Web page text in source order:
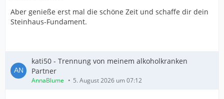
Aber genieße erst mal die schöne Zeit und schaffe dir dein
Steinhaus-Fundament.
kati50 - Trennung von meinem alkoholkranken
Partner
AnnaBlume 5. August 2026 um 07:12